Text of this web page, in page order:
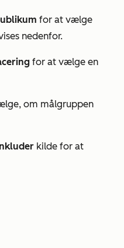
for at vælge
nedenfor.
for at vælge en
om målgruppen
kilde for at